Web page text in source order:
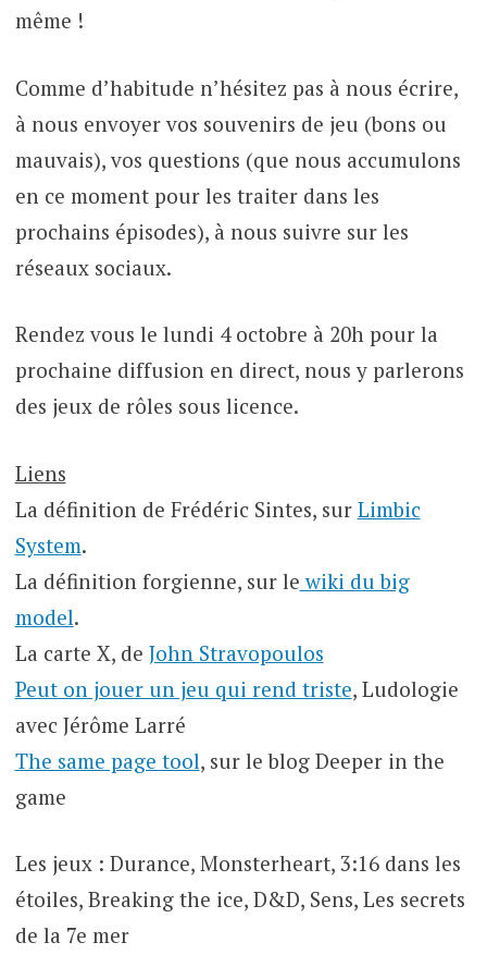
même !
Comme d’habitude n’hésitez pas à nous écrire,
à nous envoyer vos souvenirs de jeu (bons ou
mauvais), vos questions (que nous accumulons
en ce moment pour les traiter dans les
prochains épisodes), à nous suivre sur les
réseaux sociaux.
Rendez vous le lundi 4 octobre à 20h pour la
prochaine diffusion en direct, nous y parlerons
des jeux de rôles sous licence.
Liens
La définition de Frédéric Sintes, sur Limbic
System.
La définition forgienne, sur le wiki du big
model.
La carte X, de John Stravopoulos
Peut on jouer un jeu qui rend triste, Ludologie
avec Jérôme Larré
The same page tool, sur le blog Deeper in the
game
Les jeux : Durance, Monsterheart, 3:16 dans les
étoiles, Breaking the ice, D&D, Sens, Les secrets
de la 7e mer